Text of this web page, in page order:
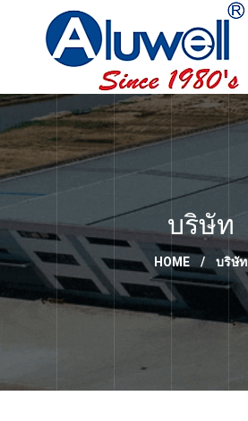
บริษัท
HOME / บริษัท